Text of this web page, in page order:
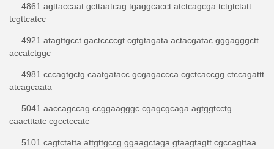
4861 agttaccaat gcttaatcag tgaggcacct atctcagcga tctgtctatt
tcgttcatcc
4921 atagttgcct gactccccgt cgtgtagata actacgatac gggagggctt
accatctggc
4981 cccagtgctg caatgatacc gcgagaccca cgctcaccgg ctccagattt
atcagcaata
5041 aaccagccag ccggaagggc cgagcgcaga agtggtcctg
caactttatc cgcctccatc
5101 cagtctatta attgttgccg ggaagctaga gtaagtagtt cgccagttaa